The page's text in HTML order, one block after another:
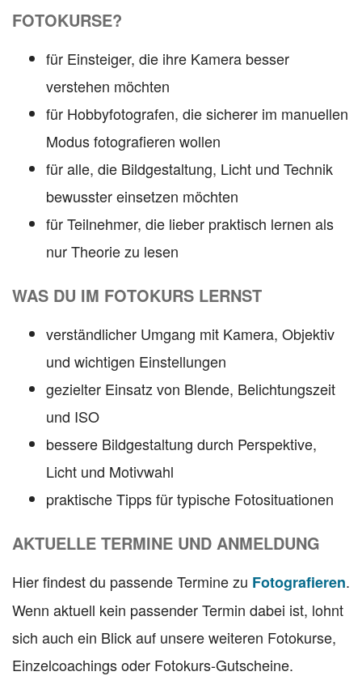
FOTOKURSE?
für Einsteiger, die ihre Kamera besser
verstehen möchten
für Hobbyfotografen, die sicherer im manuellen
Modus fotografieren wollen
für alle, die Bildgestaltung, Licht und Technik
bewusster einsetzen möchten
für Teilnehmer, die lieber praktisch lernen als
nur Theorie zu lesen
WAS DU IM FOTOKURS LERNST
verständlicher Umgang mit Kamera, Objektiv
und wichtigen Einstellungen
gezielter Einsatz von Blende, Belichtungszeit
und ISO
bessere Bildgestaltung durch Perspektive,
Licht und Motivwahl
praktische Tipps für typische Fotosituationen
AKTUELLE TERMINE UND ANMELDUNG
Hier findest du passende Termine zu Fotografieren.
Wenn aktuell kein passender Termin dabei ist, lohnt
sich auch ein Blick auf unsere weiteren Fotokurse,
Einzelcoachings oder Fotokurs-Gutscheine.